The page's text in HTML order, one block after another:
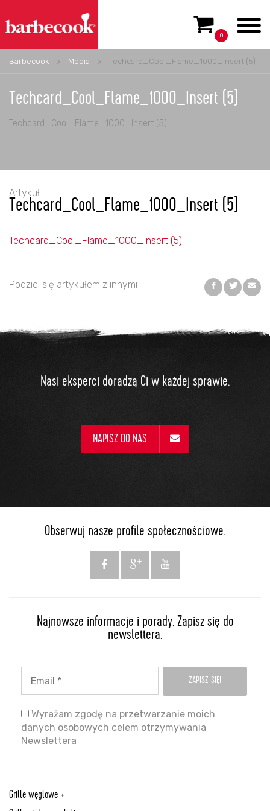
0
Barbecook > Media > Techcard_Cool_Flame_1000_Insert (5)
Techcard_Cool_Flame_1000_Insert (5)
Techcard_Cool_Flame_1000_Insert (5)
Artykuł
Techcard_Cool_Flame_1000_Insert (5)
Techcard_Cool_Flame_1000_Insert (5)
Podziel się artykułem z innymi
Nasi eksperci doradzą Ci w każdej sprawie.
NAPISZ DO NAS
Obserwuj nasze profile społecznościowe.
Najnowsze informacje i porady. Zapisz się do
newslettera.
Wyrażam zgodę na przetwarzanie moich
danych osobowych celem otrzymywania
Newslettera
Grille węglowe